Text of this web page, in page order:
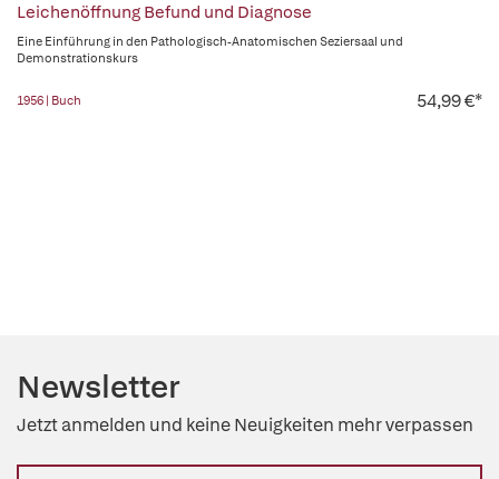
Leichenöffnung Befund und Diagnose
Eine Einführung in den Pathologisch-Anatomischen Seziersaal und
Demonstrationskurs
1956 | Buch 54,99 €*
Newsletter
Jetzt anmelden und keine Neuigkeiten mehr verpassen